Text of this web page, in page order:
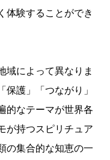
体験することができ
域によって異なりま
護」「つながり」
的なテーマが世界各
が持つスピリチュア
の集合的な知恵の一